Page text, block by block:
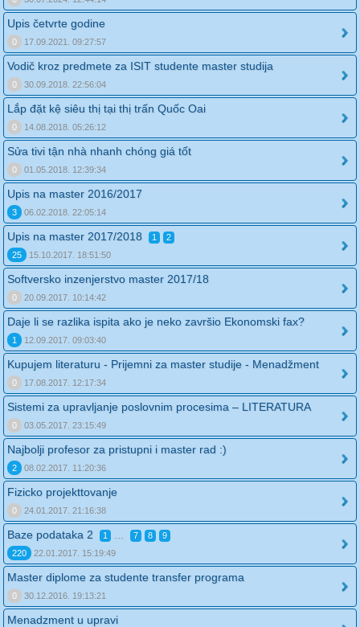
Upis četvrte godine
0 17.09.2021. 09:27:57
Vodič kroz predmete za ISIT studente master studija
0 30.09.2018. 22:56:04
Lắp đặt kệ siêu thị tại thị trấn Quốc Oai
0 14.08.2018. 05:26:12
Sửa tivi tận nhà nhanh chóng giá tốt
0 01.05.2018. 12:39:34
Upis na master 2016/2017
3 06.02.2018. 22:05:14
Upis na master 2017/2018 1
2
25
15.10.2017. 18:51:50
Softversko inzenjerstvo master 2017/18
0 20.09.2017. 10:14:42
Daje li se razlika ispita ako je neko završio Ekonomski fax?
1 12.09.2017. 09:03:40
Kupujem literaturu - Prijemni za master studije - Menadžment
0 17.08.2017. 12:17:34
Sistemi za upravljanje poslovnim procesima – LITERATURA
0 03.05.2017. 23:15:49
Najbolji profesor za pristupni i master rad :)
2 08.02.2017. 11:20:36
Fizicko projekttovanje
0 24.01.2017. 21:16:38
Baze podataka 2 1 7 8
9
220
22.01.2017. 15:19:49
Master diplome za studente transfer programa
0 30.12.2016. 19:13:21
Menadzment u upravi